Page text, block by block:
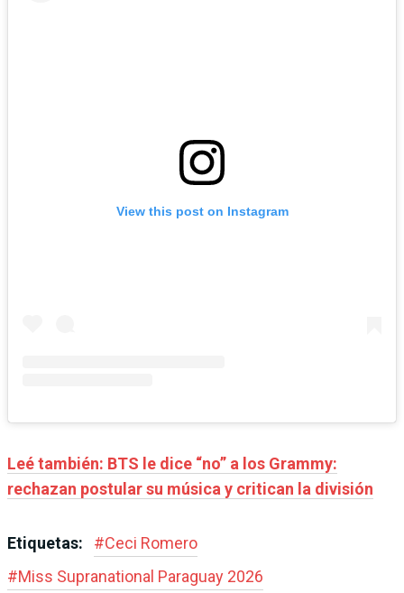
View this post on Instagram
Leé también: BTS le dice “no” a los Grammy:
rechazan postular su música y critican la división
Etiquetas: #Ceci Romero
#Miss Supranational Paraguay 2026